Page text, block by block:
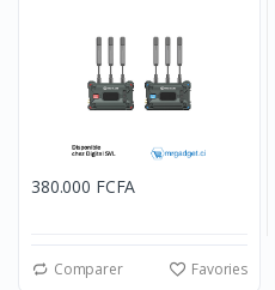
380.000 FCFA
Comparer Favories